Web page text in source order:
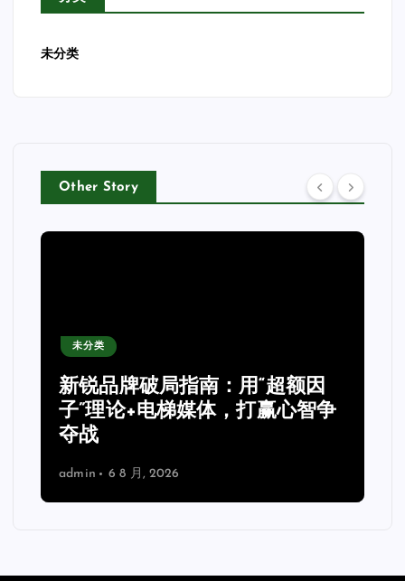
未分类
Other Story
未分类
新锐品牌破局指南：用“超额因
子”理论+电梯媒体，打赢心智争
夺战
admin 6 8 月, 2026